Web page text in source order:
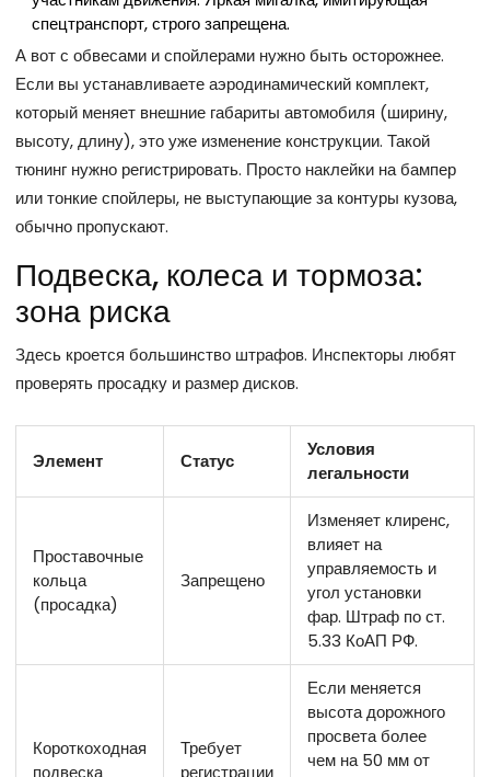
спецтранспорт, строго запрещена.
А вот с обвесами и спойлерами нужно быть осторожнее.
Если вы устанавливаете аэродинамический комплект,
который меняет внешние габариты автомобиля (ширину,
высоту, длину), это уже изменение конструкции. Такой
тюнинг нужно регистрировать. Просто наклейки на бампер
или тонкие спойлеры, не выступающие за контуры кузова,
обычно пропускают.
Подвеска, колеса и тормоза:
зона риска
Здесь кроется большинство штрафов. Инспекторы любят
проверять просадку и размер дисков.
Элемент Статус
Условия
легальности
Проставочные
кольца
(просадка)
Запрещено
Изменяет клиренс,
влияет на
управляемость и
угол установки
фар. Штраф по ст.
5.33 КоАП РФ.
Короткоходная
подвеска
Требует
регистрации
Если меняется
высота дорожного
просвета более
чем на 50 мм от